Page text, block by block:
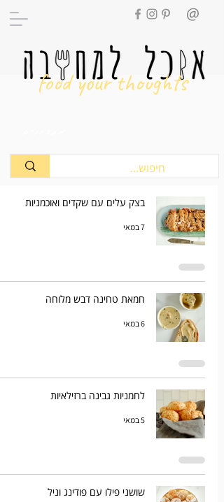
food your thoughts
בצק עלים עם שקדים ואוכמניות
7 במאי
חמאת טחינה דבש מלוחה
6 במאי
לחמניות גבינה ברזילאיות
5 במאי
שושני פילו עם פודינג וניל